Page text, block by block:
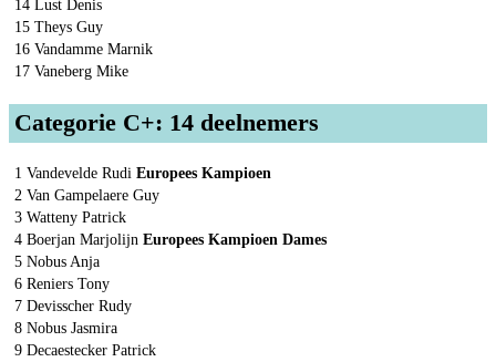
14 Lust Denis
15 Theys Guy
16 Vandamme Marnik
17 Vaneberg Mike
Categorie C+: 14 deelnemers
1 Vandevelde Rudi Europees Kampioen
2 Van Gampelaere Guy
3 Watteny Patrick
4 Boerjan Marjolijn Europees Kampioen Dames
5 Nobus Anja
6 Reniers Tony
7 Devisscher Rudy
8 Nobus Jasmira
9 Decaestecker Patrick